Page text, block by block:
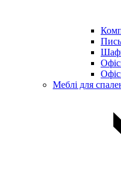
Меблі для